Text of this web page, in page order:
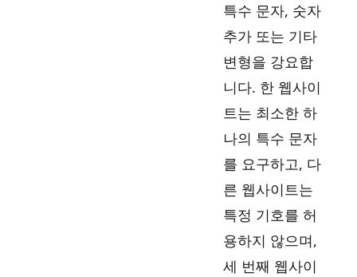
특수 문자, 숫자
추가 또는 기타
변형을 강요합
니다. 한 웹사이
트는 최소한 하
나의 특수 문자
를 요구하고, 다
른 웹사이트는
특정 기호를 허
용하지 않으며,
세 번째 웹사이